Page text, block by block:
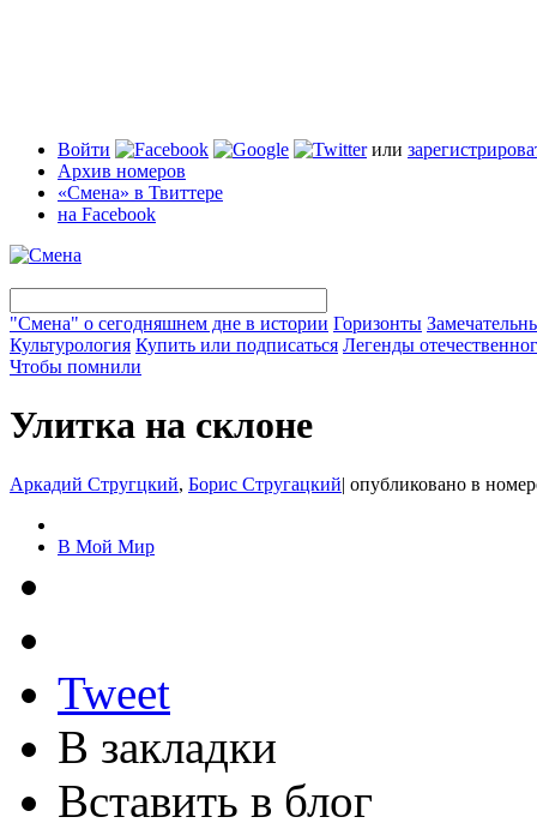
Войти или
Архив номеров
«Смена» в Твиттере
на Facebook
"Смена" о сегодняшнем дне в истории Горизонты
Культурология Купить или подписаться Легенды
Чтобы помнили
Улитка на склоне
Аркадий Стругцкий, Борис Стругацкий| опубликовано в
В Мой Мир
Tweet
В закладки
Вставить в блог